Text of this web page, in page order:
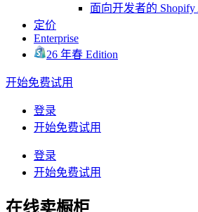
面向开发者的
定价
Enterprise
26 年春 Edition
开始免费试用
登录
开始免费试用
登录
开始免费试用
在线卖橱柜